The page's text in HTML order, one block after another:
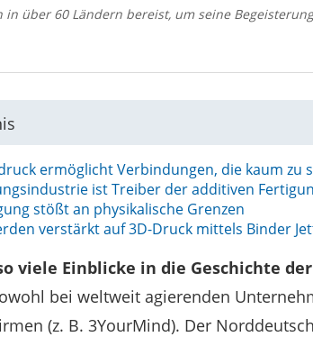
in über 60 Ländern bereist, um seine
ermöglicht Verbindungen, die kaum zu
ist Treiber der additiven
stößt an physikalische Grenzen
verstärkt auf 3D-Druck mittels Binder
viele Einblicke in die Geschichte
bei weltweit agierenden
(z. B. 3YourMind). Der